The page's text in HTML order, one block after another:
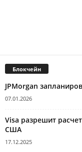
Блокчейн
JPMorgan
07.01.2026
Visa разрешит
США
17.12.2025